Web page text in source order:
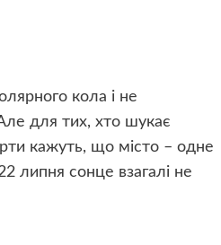
кола і не
для тих, хто шукає
кажуть, що місто – одне
липня сонце взагалі не